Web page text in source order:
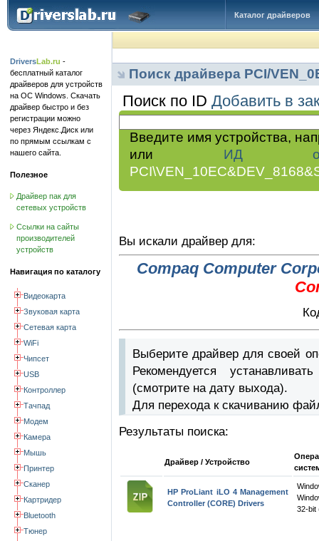
Каталог драйверов
DriversLab.ru -
бесплатный каталог
драйверов для устройств
на ОС Windows. Скачать
драйвер быстро и без
регистрации можно
через Яндекс.Диск или
по прямым ссылкам с
нашего сайта.
Полезное
Драйвер пак для
сетевых устройств
Ссылки на сайты
производителей
устройств
Навигация по каталогу
Видеокарта
Звуковая карта
Сетевая карта
WiFi
Чипсет
USB
Контроллер
Тачпад
Модем
Камера
Мышь
Принтер
Сканер
Картридер
Bluetooth
Тюнер
Поиск драйвера PCI/
Поиск по ID Добавить в
Введите имя устройства,
или ИД
Вы искали драйвер для:
Compaq Computer
Выберите драйвер для своей
Рекомендуется
(смотрите на дату выхода).
Для перехода к скачиванию
Результаты поиска:
Драйвер / Устройство
HP ProLiant iLO 4 Management
Controller (CORE) Drivers
32-bit